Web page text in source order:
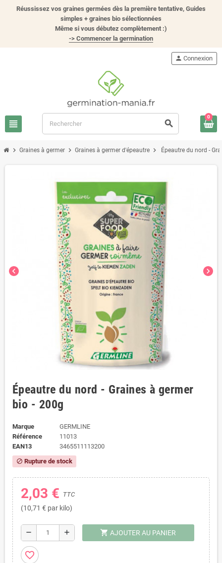
Réussissez vos graines germées dès la première tentative, Guides
simples + graines bio sélectionnées
Même si vous débutez complètement :)
-> Commencer la germination
view_headline search
person Connexion
0
chevron_right Graines à germer chevron_right Graines à germer d'épeautre chevron_right Épeautre du nord -
chevron_left chevron_right
Épeautre du nord - Graines à germer
bio - 200g
Marque
GERMLINE
Référence
11013
EAN13
3465511113200
block Rupture de stock
2,03 € TTC
(10,71 € par kilo)
remove add shopping_cart AJOUTER AU PANIER
favorite_border